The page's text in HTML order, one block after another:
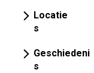
Locatie
s
Geschiedeni
s